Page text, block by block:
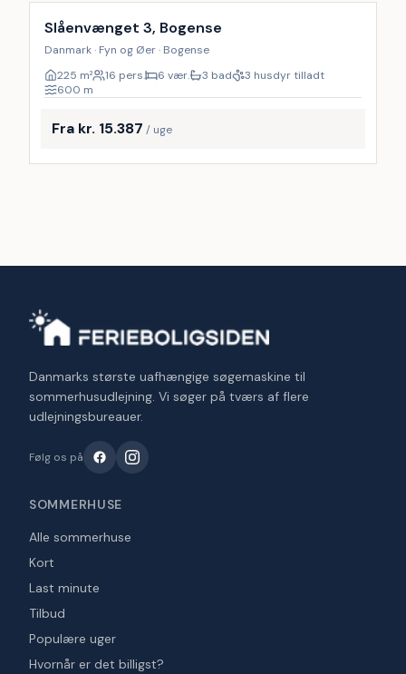
Slåenvænget 3, Bogense
Danmark · Fyn og Øer · Bogense
225 m² 16 pers. 6 vær. 3 bad
3 husdyr tilladt
600 m
Fra kr. 15.387 / uge
Danmarks største uafhængige søgemaskine til
sommerhusudlejning. Vi søger på tværs af flere
udlejningsbureauer.
Følg os på
SOMMERHUSE
Alle sommerhuse
Kort
Last minute
Tilbud
Populære uger
Hvornår er det billigst?